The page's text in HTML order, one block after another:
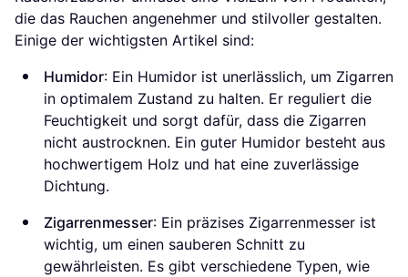
die das Rauchen angenehmer und stilvoller gestalten.
Einige der wichtigsten Artikel sind:
Humidor: Ein Humidor ist unerlässlich, um Zigarren
in optimalem Zustand zu halten. Er reguliert die
Feuchtigkeit und sorgt dafür, dass die Zigarren
nicht austrocknen. Ein guter Humidor besteht aus
hochwertigem Holz und hat eine zuverlässige
Dichtung.
Zigarrenmesser: Ein präzises Zigarrenmesser ist
wichtig, um einen sauberen Schnitt zu
gewährleisten. Es gibt verschiedene Typen, wie